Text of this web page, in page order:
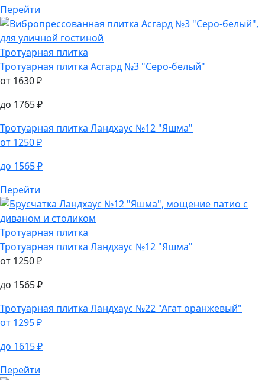
Тротуарная плитка
от1630₽
до1765₽
Перейти
Тротуарная плитка
Тротуарная плитка Асгард №3 "Серо-белый"
от 1630₽
до 1765₽
Тротуарная плитка
от1250₽
до1565₽
Перейти
Тротуарная плитка
Тротуарная плитка Ландхаус №12 "Яшма"
от 1250₽
до 1565₽
Тротуарная плитка